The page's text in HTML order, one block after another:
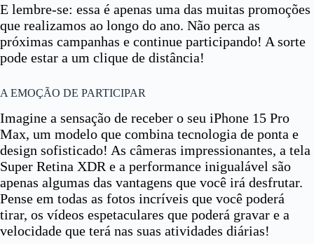
E lembre-se: essa é apenas uma das muitas promoções
que realizamos ao longo do ano. Não perca as
próximas campanhas e continue participando! A sorte
pode estar a um clique de distância!
A EMOÇÃO DE PARTICIPAR
Imagine a sensação de receber o seu iPhone 15 Pro
Max, um modelo que combina tecnologia de ponta e
design sofisticado! As câmeras impressionantes, a tela
Super Retina XDR e a performance inigualável são
apenas algumas das vantagens que você irá desfrutar.
Pense em todas as fotos incríveis que você poderá
tirar, os vídeos espetaculares que poderá gravar e a
velocidade que terá nas suas atividades diárias!